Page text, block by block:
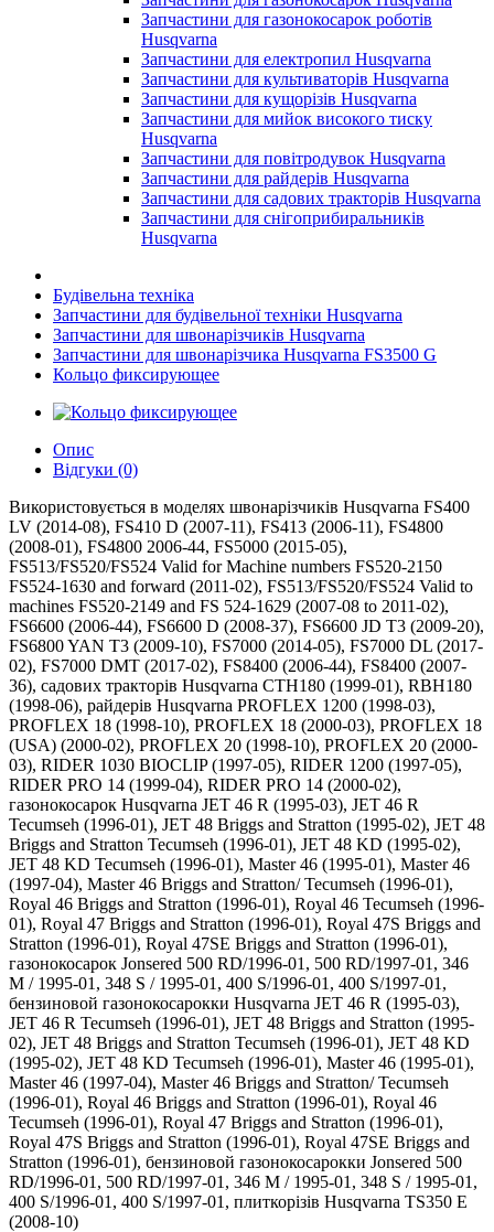
Запчастини для газонокосарок роботів
Husqvarna
Запчастини для електропил Husqvarna
Запчастини для культиваторів Husqvarna
Запчастини для кущорізів Husqvarna
Запчастини для мийок високого тиску
Husqvarna
Запчастини для повітродувок Husqvarna
Запчастини для райдерів Husqvarna
Запчастини для садових тракторів Husqvarna
Запчастини для снігоприбиральників
Husqvarna
Будівельна техніка
Запчастини для будівельної техніки Husqvarna
Запчастини для швонарізчиків Husqvarna
Запчастини для швонарізчика Husqvarna FS3500 G
Кольцо фиксирующее
Опис
Відгуки (0)
Використовується в моделях швонарізчиків Husqvarna FS400
LV (2014-08), FS410 D (2007-11), FS413 (2006-11), FS4800
(2008-01), FS4800 2006-44, FS5000 (2015-05),
FS513/FS520/FS524 Valid for Machine numbers FS520-2150
FS524-1630 and forward (2011-02), FS513/FS520/FS524 Valid to
machines FS520-2149 and FS 524-1629 (2007-08 to 2011-02),
FS6600 (2006-44), FS6600 D (2008-37), FS6600 JD T3 (2009-20),
FS6800 YAN T3 (2009-10), FS7000 (2014-05), FS7000 DL (2017-
02), FS7000 DMT (2017-02), FS8400 (2006-44), FS8400 (2007-
36), садових тракторів Husqvarna CTH180 (1999-01), RBH180
(1998-06), райдерів Husqvarna PROFLEX 1200 (1998-03),
PROFLEX 18 (1998-10), PROFLEX 18 (2000-03), PROFLEX 18
(USA) (2000-02), PROFLEX 20 (1998-10), PROFLEX 20 (2000-
03), RIDER 1030 BIOCLIP (1997-05), RIDER 1200 (1997-05),
RIDER PRO 14 (1999-04), RIDER PRO 14 (2000-02),
газонокосарок Husqvarna JET 46 R (1995-03), JET 46 R
Tecumseh (1996-01), JET 48 Briggs and Stratton (1995-02), JET 48
Briggs and Stratton Tecumseh (1996-01), JET 48 KD (1995-02),
JET 48 KD Tecumseh (1996-01), Master 46 (1995-01), Master 46
(1997-04), Master 46 Briggs and Stratton/ Tecumseh (1996-01),
Royal 46 Briggs and Stratton (1996-01), Royal 46 Tecumseh (1996-
01), Royal 47 Briggs and Stratton (1996-01), Royal 47S Briggs and
Stratton (1996-01), Royal 47SE Briggs and Stratton (1996-01),
газонокосарок Jonsered 500 RD/1996-01, 500 RD/1997-01, 346
M / 1995-01, 348 S / 1995-01, 400 S/1996-01, 400 S/1997-01,
бензиновой газонокосарокки Husqvarna JET 46 R (1995-03),
JET 46 R Tecumseh (1996-01), JET 48 Briggs and Stratton (1995-
02), JET 48 Briggs and Stratton Tecumseh (1996-01), JET 48 KD
(1995-02), JET 48 KD Tecumseh (1996-01), Master 46 (1995-01),
Master 46 (1997-04), Master 46 Briggs and Stratton/ Tecumseh
(1996-01), Royal 46 Briggs and Stratton (1996-01), Royal 46
Tecumseh (1996-01), Royal 47 Briggs and Stratton (1996-01),
Royal 47S Briggs and Stratton (1996-01), Royal 47SE Briggs and
Stratton (1996-01), бензиновой газонокосарокки Jonsered 500
RD/1996-01, 500 RD/1997-01, 346 M / 1995-01, 348 S / 1995-01,
400 S/1996-01, 400 S/1997-01, плиткорізів Husqvarna TS350 E
(2008-10)